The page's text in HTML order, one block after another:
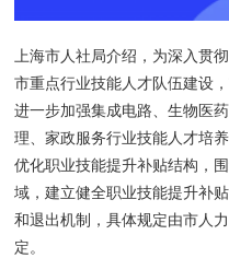
上海市人社局介绍，为深入贯
市重点行业技能人才队伍建设
进一步加强集成电路、生物医
理、家政服务行业技能人才培
优化职业技能提升补贴结构，
域，建立健全职业技能提升补
和退出机制，具体规定由市人
定。